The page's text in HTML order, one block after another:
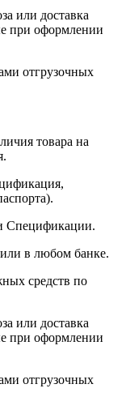
или доставка
при оформлении
отгрузочных
товара на
Спецификации.
в любом банке.
средств по
или доставка
при оформлении
отгрузочных